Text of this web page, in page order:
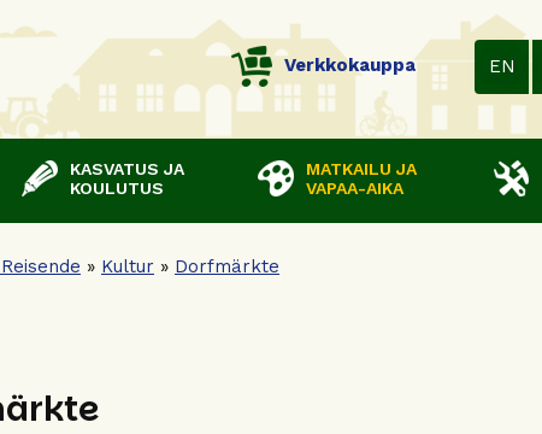
Verkkokauppa EN
KASVATUS JA
KOULUTUS
MATKAILU JA
VAPAA-AIKA
» Kultur » Dorfmärkte